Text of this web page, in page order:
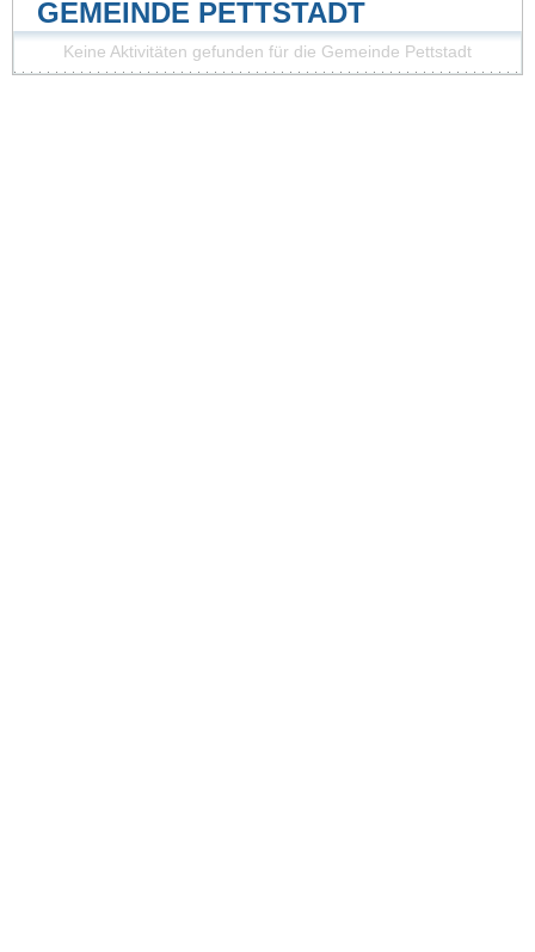
GEMEINDE PETTSTADT
Keine Aktivitäten gefunden für die Gemeinde Pettstadt